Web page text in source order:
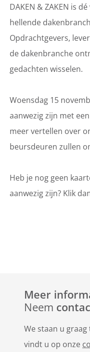
DAKEN & ZAKEN is
hellende
Opdrachtgevers,
de dakenbranche
gedachten wisselen.
Woensdag 15
aanwezig zijn met
meer vertellen over
beursdeuren zullen
Heb je nog geen
aanwezig zijn? Klik
Meer
Neem
We staan u
vindt u op onze